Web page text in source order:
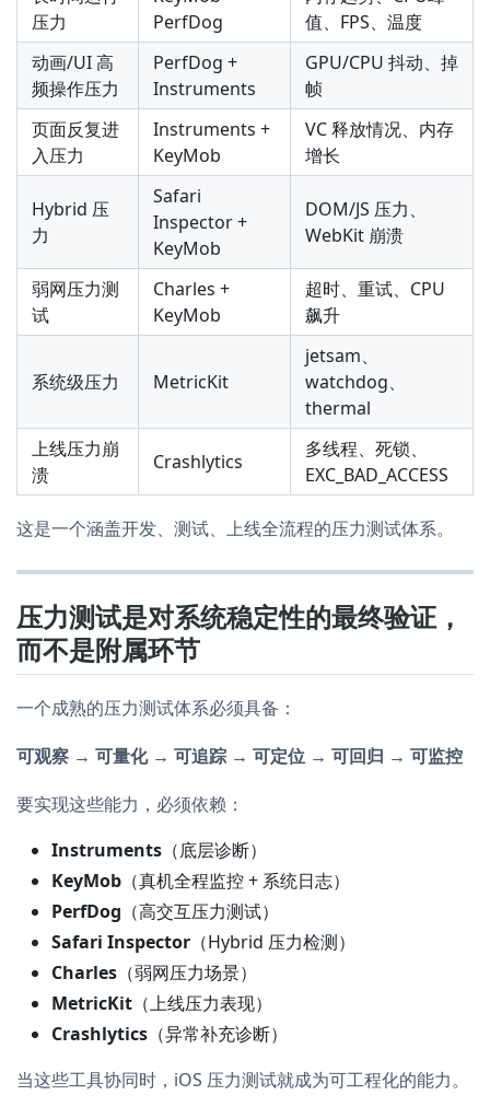
压力
PerfDog
值、FPS、温度
动画/UI 高
频操作压力
PerfDog +
Instruments
GPU/CPU 抖动、掉
帧
页面反复进
入压力
Instruments +
KeyMob
VC 释放情况、内存
增长
Hybrid 压
力
Safari
Inspector +
KeyMob
DOM/JS 压力、
WebKit 崩溃
弱网压力测
试
Charles +
KeyMob
超时、重试、CPU
飙升
系统级压力 MetricKit
jetsam、
watchdog、
thermal
上线压力崩
溃
Crashlytics
多线程、死锁、
EXC_BAD_ACCESS
这是一个涵盖开发、测试、上线全流程的压力测试体系。
压力测试是对系统稳定性的最终验证，
而不是附属环节
一个成熟的压力测试体系必须具备：
可观察 → 可量化 → 可追踪 → 可定位 → 可回归 → 可监控
要实现这些能力，必须依赖：
Instruments （底层诊断）
KeyMob （真机全程监控 + 系统日志）
PerfDog （高交互压力测试）
Safari Inspector （Hybrid 压力检测）
Charles （弱网压力场景）
MetricKit （上线压力表现）
Crashlytics （异常补充诊断）
当这些工具协同时，iOS 压力测试就成为可工程化的能力。